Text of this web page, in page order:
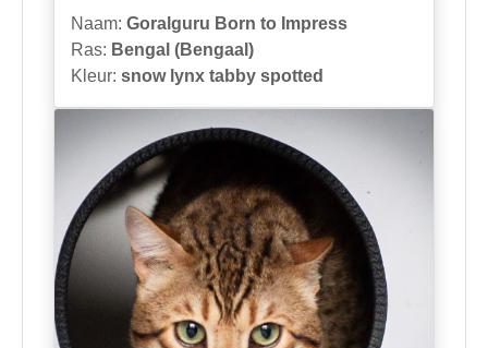
Naam: Goralguru Born to Impress
Ras: Bengal (Bengaal)
Kleur: snow lynx tabby spotted